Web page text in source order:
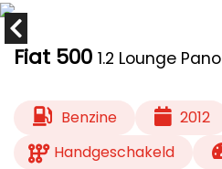
Fiat 500 1.2 Lounge Pano
Benzine
2012
Handgeschakeld